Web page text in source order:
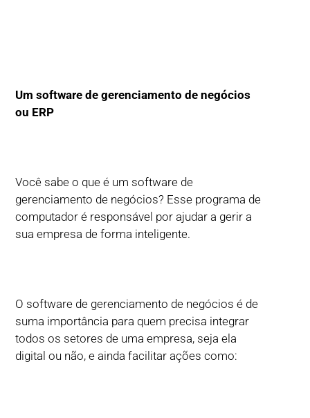
Um software de gerenciamento de negócios
ou ERP
Você sabe o que é um software de
gerenciamento de negócios? Esse programa de
computador é responsável por ajudar a gerir a
sua empresa de forma inteligente.
O software de gerenciamento de negócios é de
suma importância para quem precisa integrar
todos os setores de uma empresa, seja ela
digital ou não, e ainda facilitar ações como: